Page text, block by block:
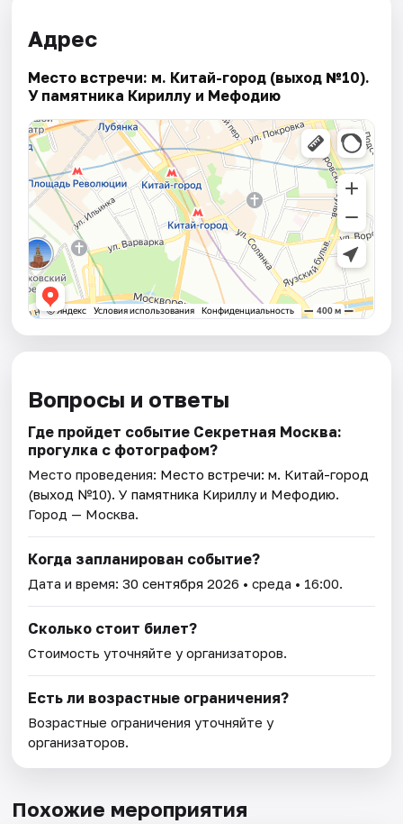
Адрес
Место встречи: м. Китай-город (выход №10).
У памятника Кириллу и Мефодию
Вопросы и ответы
Где пройдет событие Секретная Москва:
прогулка с фотографом?
Место проведения: Место встречи: м. Китай-город
(выход №10). У памятника Кириллу и Мефодию.
Город — Москва.
Когда запланирован событие?
Дата и время:30 сентября 2026 • среда • 16:00.
Сколько стоит билет?
Стоимость уточняйте у организаторов.
Есть ли возрастные ограничения?
Возрастные ограничения уточняйте у
организаторов.
Похожие мероприятия